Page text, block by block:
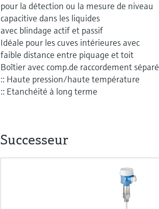
pour la détection ou la mesure de niveau
capacitive dans les liquides
avec blindage actif et passif
Idéale pour les cuves intérieures avec
faible distance entre piquage et toit
Boîtier avec comp.de raccordement séparé
:: Haute pression/haute température
:: Etanchéité à long terme
Successeur